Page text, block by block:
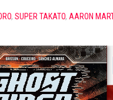
, SUPER TAKATO, AARON